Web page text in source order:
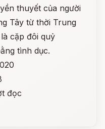
thuyết của người
Tây từ thời Trung
cặp đôi quỷ
tình dục.
đọc